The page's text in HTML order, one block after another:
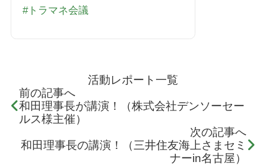
トラマネ会議
活動レポート一覧
前の記事へ
和田理事長が講演！（株式会社デンソーセー
ルス様主催）
次の記事へ
和田理事長の講演！（三井住友海上さまセミ
ナーin名古屋）